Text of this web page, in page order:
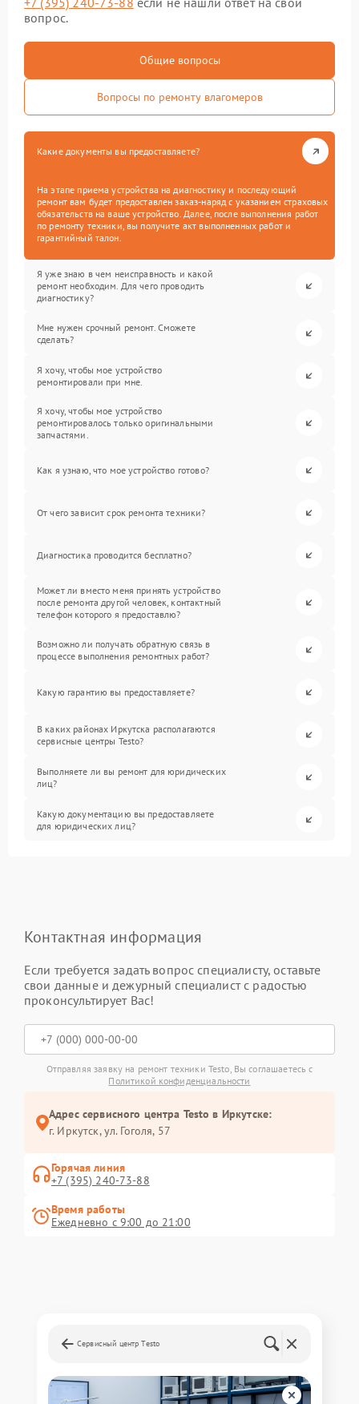
вопрос.
Общие вопросы
Вопросы по ремонту влагомеров
Какие документы вы предоставляете?
На этапе приема устройства на диагностику и последующий
ремонт вам будет предоставлен заказ-наряд с указанием страховых
обязательств на ваше устройство. Далее, после выполнения работ
по ремонту техники, вы получите акт выполненных работ и
гарантийный талон.
Я уже знаю в чем неисправность и какой
ремонт необходим. Для чего проводить
диагностику?
Мне нужен срочный ремонт. Сможете
сделать?
Я хочу, чтобы мое устройство
ремонтировали при мне.
Я хочу, чтобы мое устройство
ремонтировалось только оригинальными
запчастями.
Как я узнаю, что мое устройство готово?
От чего зависит срок ремонта техники?
Диагностика проводится бесплатно?
Может ли вместо меня принять устройство
после ремонта другой человек, контактный
телефон которого я предоставлю?
Возможно ли получать обратную связь в
процессе выполнения ремонтных работ?
Какую гарантию вы предоставляете?
В каких районах Иркутска располагаются
сервисные центры Testo?
Выполняете ли вы ремонт для юридических
лиц?
Какую документацию вы предоставляете
для юридических лиц?
Контактная информация
Если требуется задать вопрос специалисту, оставьте
свои данные и дежурный специалист с радостью
проконсультирует Вас!
Отправляя заявку на ремонт техники Testo, Вы соглашаетесь с
Политикой конфиденциальности
Адрес сервисного центра Testo в Иркутске:
г. Иркутск, ул. ​Гоголя, 57
Горячая линия
+7 (395) 240-73-88
Время работы
Ежедневно с 9:00 до 21:00
Сервисный центр Testo